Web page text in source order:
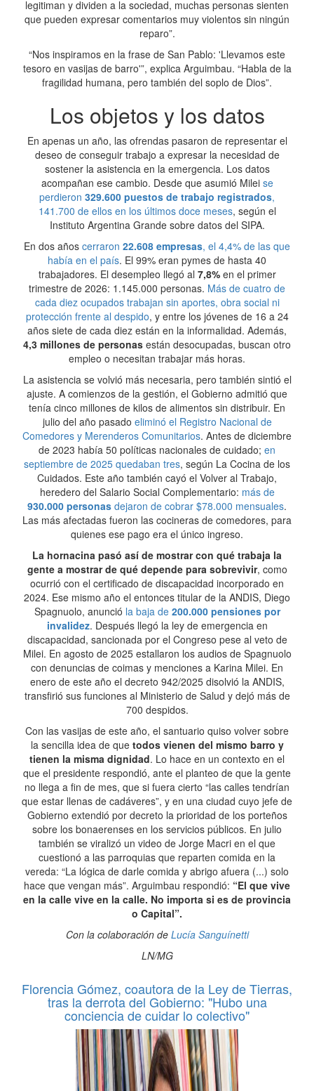
legitiman y dividen a la sociedad, muchas personas sienten
que pueden expresar comentarios muy violentos sin ningún
reparo”.
“Nos inspiramos en la frase de San Pablo: 'Llevamos este
tesoro en vasijas de barro'”, explica Arguimbau. “Habla de la
fragilidad humana, pero también del soplo de Dios”.
Los objetos y los datos
En apenas un año, las ofrendas pasaron de representar el
deseo de conseguir trabajo a expresar la necesidad de
sostener la asistencia en la emergencia. Los datos
acompañan ese cambio. Desde que asumió Milei se
perdieron 329.600 puestos de trabajo registrados,
141.700 de ellos en los últimos doce meses, según el
Instituto Argentina Grande sobre datos del SIPA.
En dos años cerraron 22.608 empresas, el 4,4% de las que
había en el país. El 99% eran pymes de hasta 40
trabajadores. El desempleo llegó al 7,8%en el primer
trimestre de 2026: 1.145.000 personas. Más de cuatro de
cada diez ocupados trabajan sin aportes, obra social ni
protección frente al despido, y entre los jóvenes de 16 a 24
años siete de cada diez están en la informalidad. Además,
4,3 millones de personas están desocupadas, buscan otro
empleo o necesitan trabajar más horas.
La asistencia se volvió más necesaria, pero también sintió el
ajuste. A comienzos de la gestión, el Gobierno admitió que
tenía cinco millones de kilos de alimentos sin distribuir. En
julio del año pasado eliminó el Registro Nacional de
Comedores y Merenderos Comunitarios. Antes de diciembre
de 2023 había 50 políticas nacionales de cuidado; en
septiembre de 2025 quedaban tres, según La Cocina de los
Cuidados. Este año también cayó el Volver al Trabajo,
heredero del Salario Social Complementario: más de
930.000 personas dejaron de cobrar $78.000 mensuales.
Las más afectadas fueron las cocineras de comedores, para
quienes ese pago era el único ingreso.
La hornacina pasó así de mostrar con qué trabaja la
gente a mostrar de qué depende para sobrevivir, como
ocurrió con el certificado de discapacidad incorporado en
2024. Ese mismo año el entonces titular de la ANDIS, Diego
Spagnuolo, anunció la baja de 200.000 pensiones por
invalidez. Después llegó la ley de emergencia en
discapacidad, sancionada por el Congreso pese al veto de
Milei. En agosto de 2025 estallaron los audios de Spagnuolo
con denuncias de coimas y menciones a Karina Milei. En
enero de este año el decreto 942/2025 disolvió la ANDIS,
transfirió sus funciones al Ministerio de Salud y dejó más de
700 despidos.
Con las vasijas de este año, el santuario quiso volver sobre
la sencilla idea de que todos vienen del mismo barro y
tienen la misma dignidad. Lo hace en un contexto en el
que el presidente respondió, ante el planteo de que la gente
no llega a fin de mes, que si fuera cierto “las calles tendrían
que estar llenas de cadáveres”, y en una ciudad cuyo jefe de
Gobierno extendió por decreto la prioridad de los porteños
sobre los bonaerenses en los servicios públicos. En julio
también se viralizó un video de Jorge Macri en el que
cuestionó a las parroquias que reparten comida en la
vereda: “La lógica de darle comida y abrigo afuera (...) solo
hace que vengan más”. Arguimbau respondió: “El que vive
en la calle vive en la calle. No importa si es de provincia
o Capital”.
Con la colaboración de Lucía Sanguínetti
LN/MG
Florencia Gómez, coautora de la Ley de Tierras,
tras la derrota del Gobierno: "Hubo una
conciencia de cuidar lo colectivo"